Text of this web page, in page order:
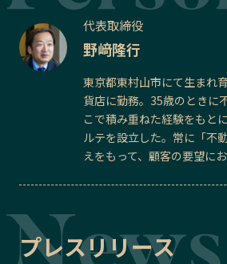
代表取締役
野﨑隆行
東京都東村山市にて生まれ
貨店に勤務。35歳のときに
こで積み重ねた経験をもと
ルテを設立した。常に「不
えをもって、顧客の要望に
プレスリリース